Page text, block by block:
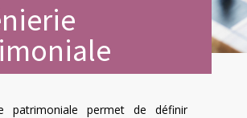
patrimoniale permet de définir